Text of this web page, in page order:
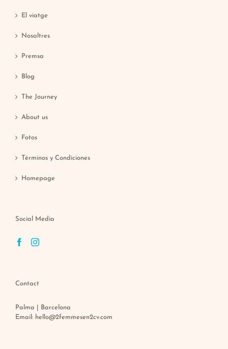
El viatge
Nosaltres
Premsa
Blog
The Journey
About us
Fotos
Términos y Condiciones
Homepage
Social Media
Contact
Palma | Barcelona
Email: hello@2femmesen2cv.com